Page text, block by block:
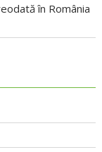
în România